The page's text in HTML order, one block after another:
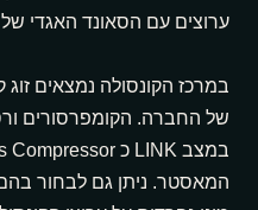
ערוצים עם הסאונד האגדי של API אצלנו באולפן.
של החברה. הקומפרסורים
המאסטר. ניתן גם לבחור בהם